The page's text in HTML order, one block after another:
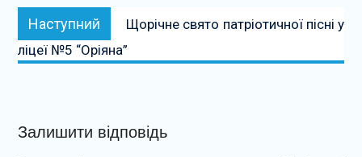
Наступний Наступний:
Щорічне свято патріотичної пісні у
ліцеї №5 “Оріяна”
Залишити відповідь